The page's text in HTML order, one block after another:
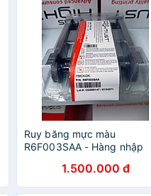
Ruy băng mực màu
R6F003SAA - Hàng nhập
1.500.000 đ